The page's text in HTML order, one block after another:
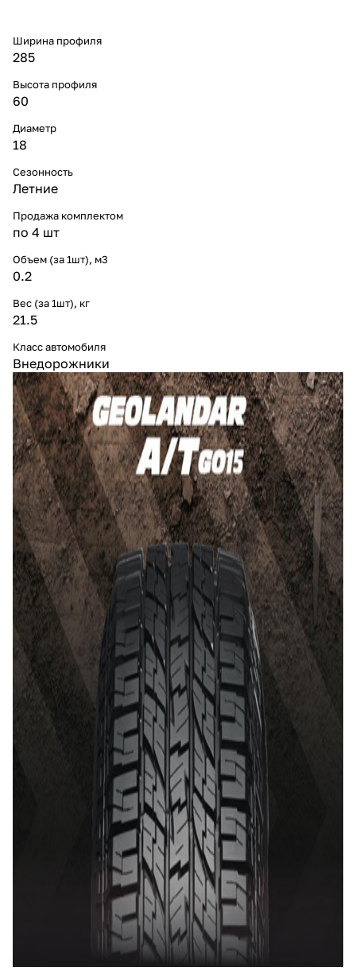
Ширина профиля
285
Высота профиля
60
Диаметр
18
Сезонность
Летние
Продажа комплектом
по 4 шт
Объем (за 1шт), м3
0.2
Вес (за 1шт), кг
21.5
Класс автомобиля
Внедорожники